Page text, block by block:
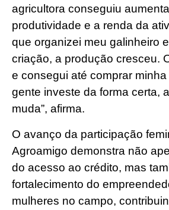
agricultora conseguiu
produtividade e a renda da
que organizei meu galinheiro
criação, a produção cresceu.
e consegui até comprar
gente investe da forma certa,
muda”, afirma.
O avanço da participação
Agroamigo demonstra não
do acesso ao crédito, mas
fortalecimento do
mulheres no campo,